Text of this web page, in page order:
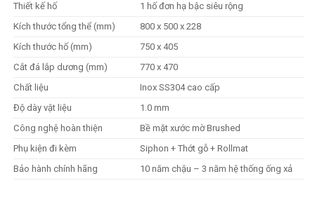
Thiết kế hố
1 hố đơn hạ bậc siêu rộng
Kích thước tổng thể (mm)
800 x 500 x 228
Kích thước hố (mm)
750 x 405
Cắt đá lắp dương (mm)
770 x 470
Chất liệu
Inox SS304 cao cấp
Độ dày vật liệu
1.0 mm
Công nghệ hoàn thiện
Bề mặt xước mờ Brushed
Phụ kiện đi kèm
Siphon + Thớt gỗ + Rollmat
Bảo hành chính hãng
10 năm chậu – 3 năm hệ thống ống xả